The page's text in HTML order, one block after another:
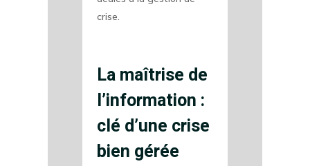
crise.
La maîtrise de
l’information :
clé d’une crise
bien gérée